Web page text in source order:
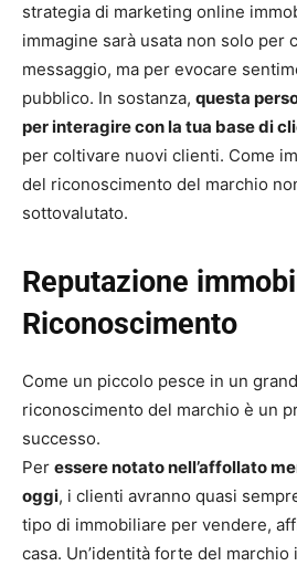
strategia di marketing online
immagine sarà usata non solo per
messaggio, ma per evocare
pubblico. In sostanza, questa
per interagire con la tua base di
per coltivare nuovi clienti. Come
del riconoscimento del marchio
sottovalutato.
Reputazione
Riconoscimento
Come un piccolo pesce in un
riconoscimento del marchio è un
successo.
Per essere notato nell’affollato
oggi, i clienti avranno quasi
tipo di immobiliare per vendere,
casa. Un’identità forte del